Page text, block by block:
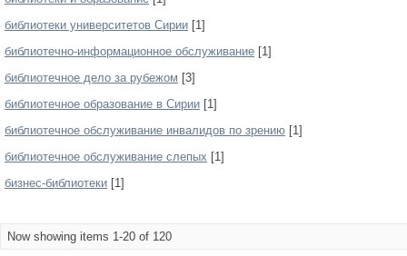
библиотеки университетов Сирии [1]
библиотечно-информационное обслуживание [1]
библиотечное дело за рубежом [3]
библиотечное образование в Сирии [1]
библиотечное обслуживание инвалидов по зрению [1]
библиотечное обслуживание слепых [1]
бизнес-библиотеки [1]
Now showing items 1-20 of 120